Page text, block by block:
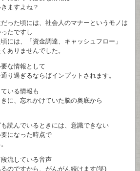
ますよね？
た頃には、社会人のマナーというモノは
たですし
は、「資金調達、キャッシュフロー」
りませんでした。
な情報として
過ぎるならばインプットされます。
いる情報も
、忘れかけていた脳の奥底から
んでいるときには、意識できない
になった時点で
流している音声
ですから、がんがん続けます(笑)